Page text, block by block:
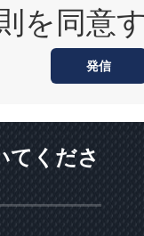
を同意
発信
てくださ